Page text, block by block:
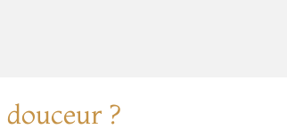
?